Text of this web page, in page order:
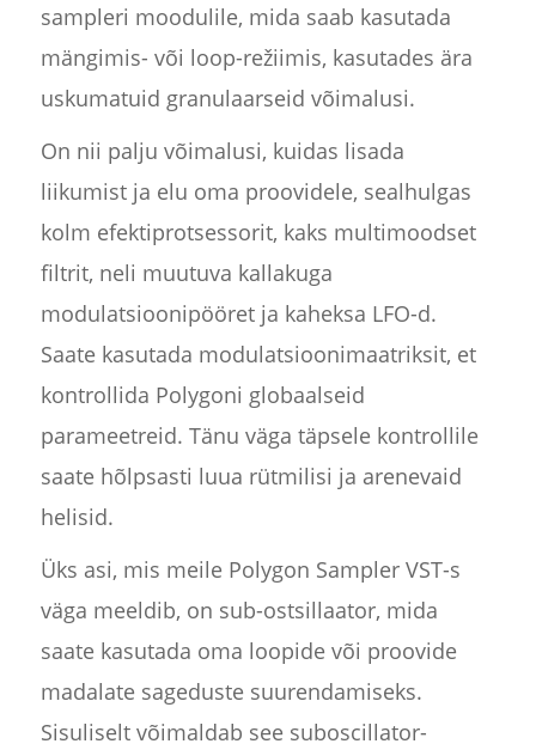
sampleri moodulile, mida saab kasutada
mängimis- või loop-režiimis, kasutades ära
uskumatuid granulaarseid võimalusi.
On nii palju võimalusi, kuidas lisada
liikumist ja elu oma proovidele, sealhulgas
kolm efektiprotsessorit, kaks multimoodset
filtrit, neli muutuva kallakuga
modulatsioonipööret ja kaheksa LFO-d.
Saate kasutada modulatsioonimaatriksit, et
kontrollida Polygoni globaalseid
parameetreid. Tänu väga täpsele kontrollile
saate hõlpsasti luua rütmilisi ja arenevaid
helisid.
Üks asi, mis meile Polygon Sampler VST-s
väga meeldib, on sub-ostsillaator, mida
saate kasutada oma loopide või proovide
madalate sageduste suurendamiseks.
Sisuliselt võimaldab see suboscillator-